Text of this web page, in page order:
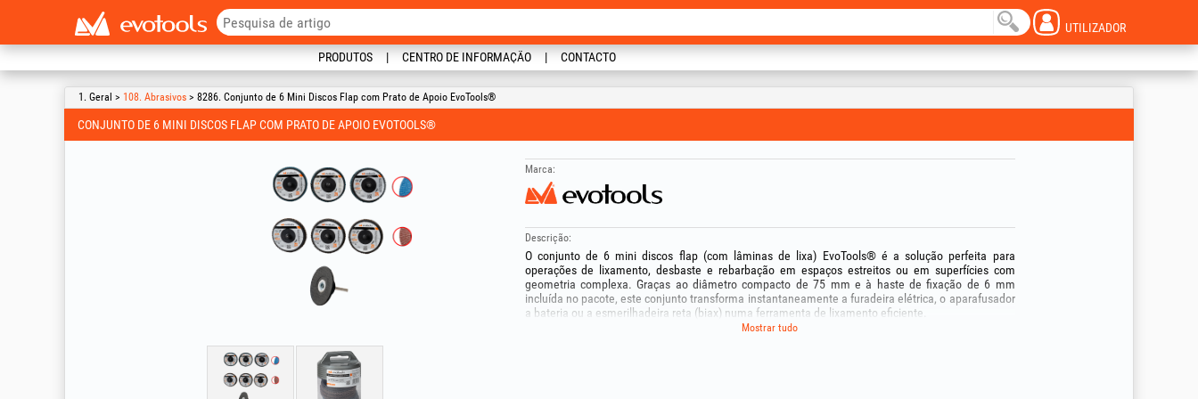
UTILIZADOR
PRODUTOS CENTRO DE INFORMAÇÃO CONTACTO
1. Geral > 108. Abrasivos > 8286. Conjunto de 6 Mini Discos Flap com Prato de Apoio EvoTools®
CONJUNTO DE 6 MINI DISCOS FLAP COM PRATO DE APOIO EVOTOOLS®
Marca:
Descrição:
O conjunto de 6 mini discos flap (com lâminas de lixa) EvoTools® é a solução perfeita para
operações de lixamento, desbaste e rebarbação em espaços estreitos ou em superfícies com
geometria complexa. Graças ao diâmetro compacto de 75 mm e à haste de fixação de 6 mm
incluída no pacote, este conjunto transforma instantaneamente a furadeira elétrica, o aparafusador
a bateria ou a esmerilhadeira reta (biax) numa ferramenta de lixamento eficiente.
O kit oferece excelente versatilidade, contendo dois tipos de material abrasivo (óxido de alumínio e
Mostrar tudo